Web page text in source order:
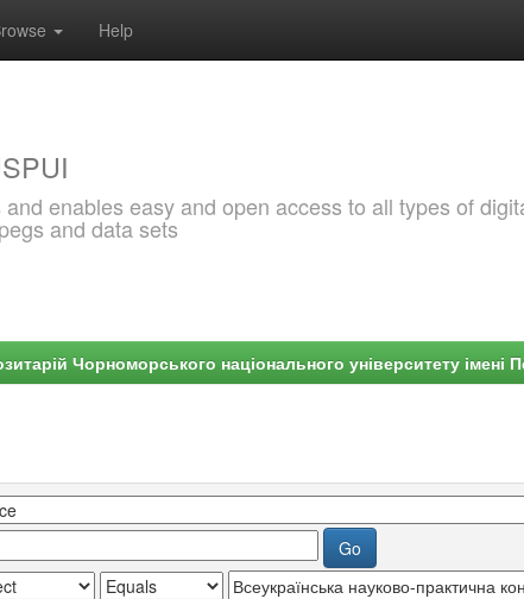
Help
enables easy and open access to all types of
and data sets
Чорноморського національного університету імені